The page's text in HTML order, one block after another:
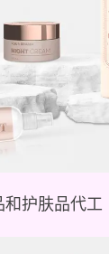
性及日常护肤的
品代工
和护肤品代工